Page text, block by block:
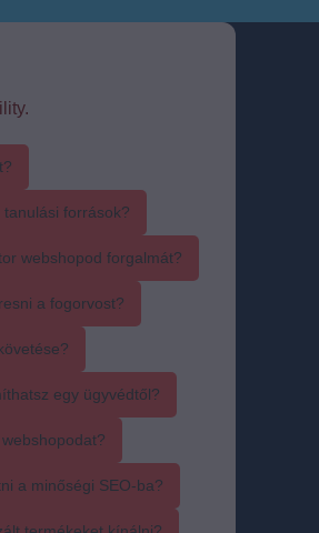
források?
webshopod forgalmát?
a fogorvost?
egy ügyvédtől?
a minőségi SEO-ba?